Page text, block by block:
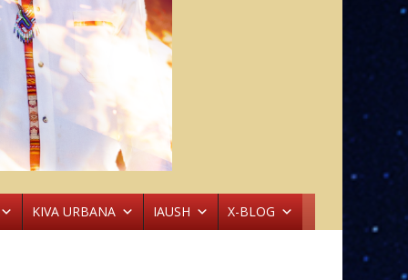
KIVA URBANA IAUSH X-BLOG